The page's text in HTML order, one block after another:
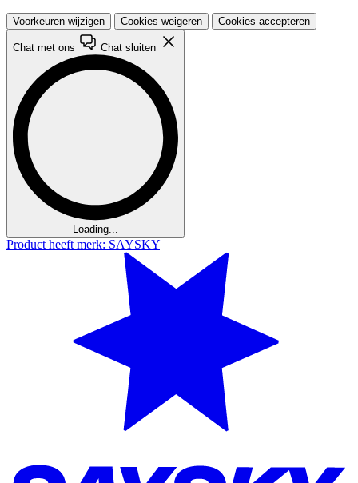
Voorkeuren wijzigen Cookies weigeren Cookies accepteren
Chat met ons Chat sluiten
Loading...
Product heeft merk: SAYSKY